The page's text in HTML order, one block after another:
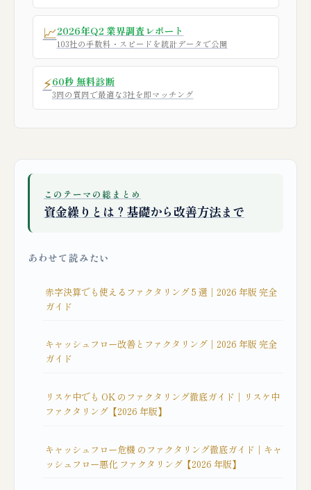
📈2026年Q2 業界調査レポート
103社の手数料・スピードを統計データで公開
⚡60秒 無料診断
3問の質問で最適な3社を即マッチング
このテーマの総まとめ
資金繰りとは？基礎から改善方法まで
あわせて読みたい
赤字決算でも使えるファクタリング 5 選｜2026 年版 完全
ガイド
キャッシュフロー改善とファクタリング｜2026 年版 完全
ガイド
リスケ中でも OK のファクタリング徹底ガイド｜リスケ中
ファクタリング【2026 年版】
キャッシュフロー危機 のファクタリング徹底ガイド｜キャ
ッシュフロー悪化 ファクタリング【2026 年版】